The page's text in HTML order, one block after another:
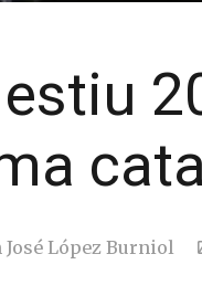
José López Burniol